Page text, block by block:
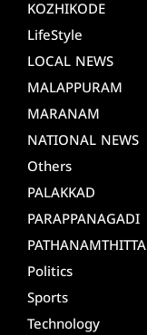
KOZHIKODE
LifeStyle
LOCAL NEWS
MALAPPURAM
MARANAM
NATIONAL NEWS
Others
PALAKKAD
PARAPPANAGADI
PATHANAMTHITTA
Politics
Sports
Technology